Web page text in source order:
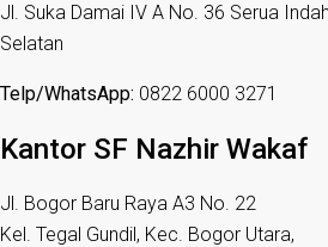
Jl. Suka Damai IV A No. 36 Serua
Selatan
Telp/WhatsApp: 0822 6000 3271
Kantor SF Nazhir Wakaf
Jl. Bogor Baru Raya A3 No. 22
Kel. Tegal Gundil, Kec. Bogor Utara,